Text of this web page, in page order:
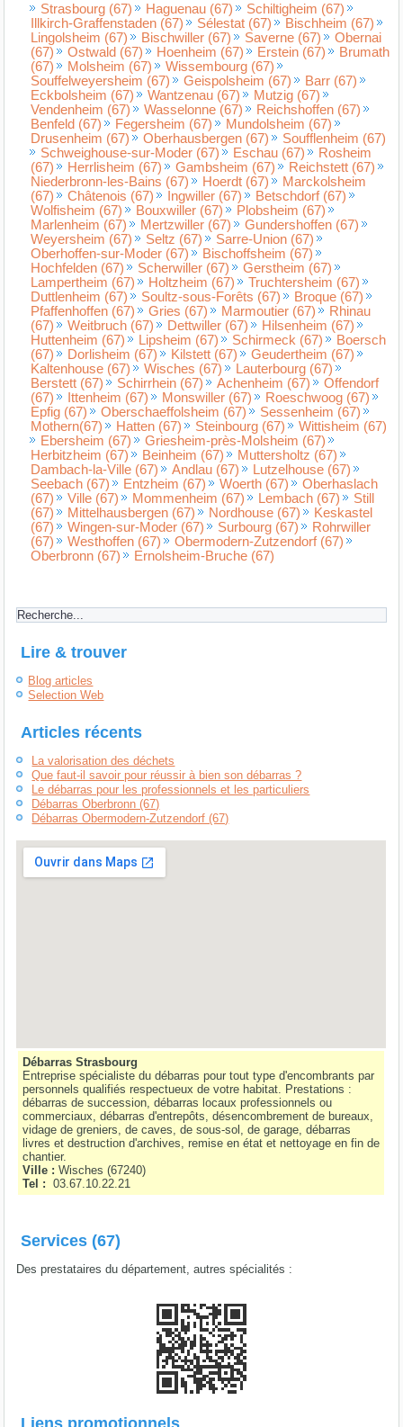
Strasbourg (67)
Haguenau (67)
Schiltigheim (67)
Illkirch-Graffenstaden (67)
Sélestat (67)
Bischheim (67)
Lingolsheim (67)
Bischwiller (67) Saverne (67)
Obernai
(67)
Ostwald (67) Hoenheim (67) Erstein (67)
Brumath
(67)
Molsheim (67)
Wissembourg (67)
Souffelweyersheim (67)
Geispolsheim (67)
Barr (67)
Eckbolsheim (67)
Wantzenau (67)
Mutzig (67)
Vendenheim (67)
Wasselonne (67)
Reichshoffen (67)
Benfeld (67)
Fegersheim (67)
Mundolsheim (67)
Drusenheim (67)
Oberhausbergen (67)
Soufflenheim (67)
Schweighouse-sur-Moder (67)
Eschau (67)
Rosheim
(67)
Herrlisheim (67) Gambsheim (67)
Reichstett (67)
Niederbronn-les-Bains (67)
Hoerdt (67)
Marckolsheim
(67)
Châtenois (67) Ingwiller (67)
Betschdorf (67)
Wolfisheim (67)
Bouxwiller (67)
Plobsheim (67)
Marlenheim (67)
Mertzwiller (67)
Gundershoffen (67)
Weyersheim (67)
Seltz (67)
Sarre-Union (67)
Oberhoffen-sur-Moder (67)
Bischoffsheim (67)
Hochfelden (67)
Scherwiller (67)
Gerstheim (67)
Lampertheim (67)
Holtzheim (67)
Truchtersheim (67)
Duttlenheim (67)
Soultz-sous-Forêts (67)
Broque (67)
Pfaffenhoffen (67)
Gries (67) Marmoutier (67)
Rhinau
(67)
Weitbruch (67) Dettwiller (67)
Hilsenheim (67)
Huttenheim (67)
Lipsheim (67) Schirmeck (67)
Boersch
(67)
Dorlisheim (67) Kilstett (67)
Geudertheim (67)
Kaltenhouse (67)
Wisches (67)
Lauterbourg (67)
Berstett (67)
Schirrhein (67) Achenheim (67)
Offendorf
(67)
Ittenheim (67) Monswiller (67)
Roeschwoog (67)
Epfig (67)
Oberschaeffolsheim (67)
Sessenheim (67)
Mothern(67)
Hatten (67) Steinbourg (67)
Wittisheim (67)
Ebersheim (67)
Griesheim-près-Molsheim (67)
Herbitzheim (67)
Beinheim (67)
Muttersholtz (67)
Dambach-la-Ville (67)
Andlau (67)
Lutzelhouse (67)
Seebach (67)
Entzheim (67) Woerth (67)
Oberhaslach
(67)
Ville (67) Mommenheim (67) Lembach (67)
Still
(67)
Mittelhausbergen (67) Nordhouse (67)
Keskastel
(67)
Wingen-sur-Moder (67) Surbourg (67)
Rohrwiller
(67)
Westhoffen (67)
Obermodern-Zutzendorf (67)
Oberbronn (67)
Ernolsheim-Bruche (67)
Lire & trouver
Blog articles
Selection Web
Articles récents
La valorisation des déchets
Que faut-il savoir pour réussir à bien son débarras ?
Le débarras pour les professionnels et les particuliers
Débarras Oberbronn (67)
Débarras Obermodern-Zutzendorf (67)
Débarras Strasbourg
Entreprise spécialiste du débarras pour tout type d'encombrants par
personnels qualifiés respectueux de votre habitat. Prestations :
débarras de succession, débarras locaux professionnels ou
commerciaux, débarras d'entrepôts, désencombrement de bureaux,
vidage de greniers, de caves, de sous-sol, de garage, débarras
livres et destruction d'archives, remise en état et nettoyage en fin de
chantier.
Ville :Wisches(67240)
Tel :
03.67.10.22.21
Services (67)
Des prestataires du département, autres spécialités :
Liens promotionnels